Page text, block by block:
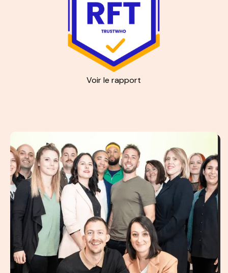
Voir le rapport